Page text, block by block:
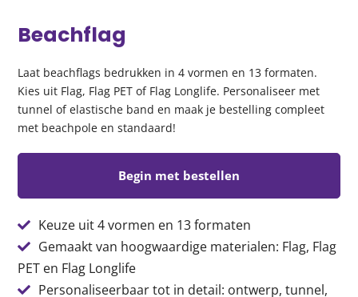
Beachflag
Laat beachflags bedrukken in 4 vormen en 13 formaten.
Kies uit Flag, Flag PET of Flag Longlife. Personaliseer met
tunnel of elastische band en maak je bestelling compleet
met beachpole en standaard!
Begin met bestellen
Keuze uit 4 vormen en 13 formaten
Gemaakt van hoogwaardige materialen: Flag, Flag
PET en Flag Longlife
Personaliseerbaar tot in detail: ontwerp, tunnel,